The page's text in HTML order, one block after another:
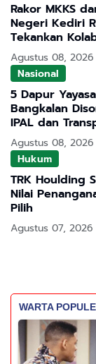
Rakor MKKS
Negeri Kediri
Tekankan
Pendidikan
Agustus 08, 2026
Nasional
5 Dapur
Bangkalan
IPAL dan
Bergizi Gratis
Agustus 08, 2026
Hukum
TRK Houlding
Nilai
Pilih
Agustus 07, 2026